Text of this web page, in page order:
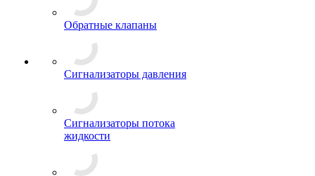
Обратные клапаны
Сигнализаторы давления
Сигнализаторы потока
жидкости